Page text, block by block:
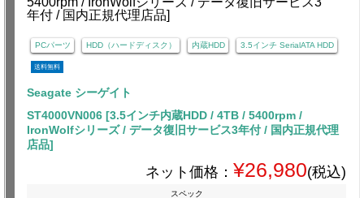
PCパーツ HDD（ハードディスク） 内蔵HDD 3.5インチ SerialATA HDD
送料無料
Seagate シーゲイト
ST4000VN006 [3.5インチ内蔵HDD / 4TB / 5400rpm /
IronWolfシリーズ / データ復旧サービス3年付 / 国内正規代理
店品]
ネット価格： ¥26,980(税込)
スペック